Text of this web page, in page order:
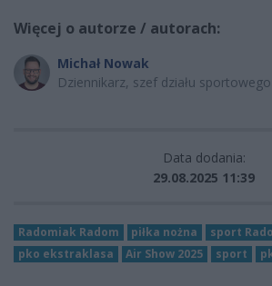
Więcej o autorze / autorach:
Michał Nowak
Dziennikarz, szef działu sportowego
Data dodania:
29.08.2025 11:39
Radomiak Radom piłka nożna
sport
pko ekstraklasa
Air Show 2025 sport